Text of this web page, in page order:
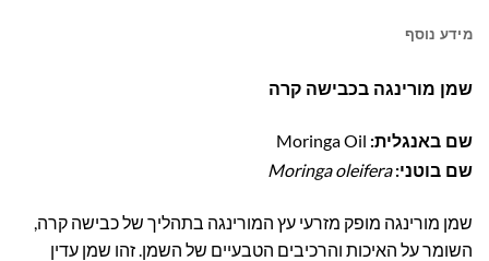
מידע נוסף
שמן מורינגה בכבישה קרה
שם באנגלית:
שם בוטני: Moringa oleifera
שמן מורינגה מופק מזרעי עץ המורינגה בתהליך של כבישה קרה,
השומר על האיכות והרכיבים הטבעיים של השמן. זהו שמן עדין